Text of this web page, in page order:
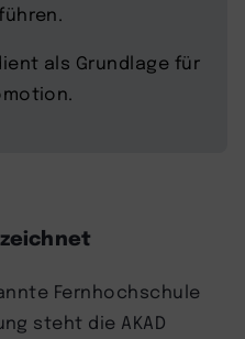
als Grundlage für
Fernhochschule
steht die AKAD